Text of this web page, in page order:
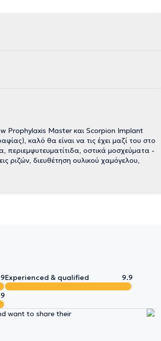
Prophylaxis Master και Scorpion Implant
καλό θα είναι να τις έχει μαζί του στο
περιεμφυτευματίτιδα, οστικά μοσχεύματα -
ριζών, διευθέτηση ουλικού χαμόγελου,
Experienced & qualified
9.9
want to share their